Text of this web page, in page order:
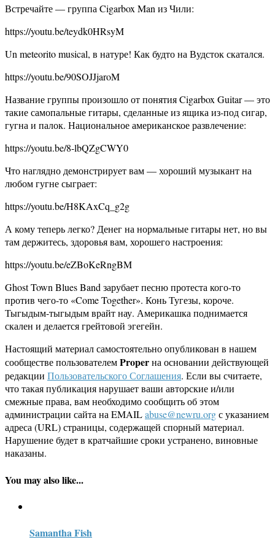
Встречайте — группа Cigarbox Man из Чили:
https://youtu.be/teydk0HRsyM
Un meteorito musical, в натуре! Как будто на Вудсток скатался.
https://youtu.be/90SOJJjaroM
Название группы произошло от понятия Cigarbox Guitar — это
такие самопальные гитары, сделанные из ящика из-под сигар,
гугна и палок. Национальное американское развлечение:
https://youtu.be/8-lbQZgCWY0
Что наглядно демонстрирует вам — хороший музыкант на
любом гугне сыграет:
https://youtu.be/H8KAxCq_g2g
А кому теперь легко? Денег на нормальные гитары нет, но вы
там держитесь, здоровья вам, хорошего настроения:
https://youtu.be/eZBoKeRngBM
Ghost Town Blues Band зарубает песню протеста кого-то
против чего-то «Come Together». Конь Тугезы, короче.
Тыгыдым-тыгыдым врайт нау. Америкашка поднимается
скален и делается грейтовой эгегейн.
Настоящий материал самостоятельно опубликован в нашем
сообществе пользователемProperна основании действующей
редакции Пользовательского Соглашения. Если вы считаете,
что такая публикация нарушает ваши авторские и/или
смежные права, вам необходимо сообщить об этом
администрации сайта на EMAILabuse@newru.orgс указанием
адреса (URL) страницы, содержащей спорный материал.
Нарушение будет в кратчайшие сроки устранено, виновные
наказаны.
You may also like...
Samantha Fish